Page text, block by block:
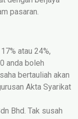
pasaran.
atau 24%,
anda boleh
bertauliah akan
Akta Syarikat
Bhd. Tak susah